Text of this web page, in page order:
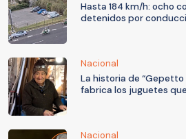
Hasta 184 km/h: ocho
detenidos por
Nacional
La historia de “Gepetto
fabrica los juguetes
Nacional